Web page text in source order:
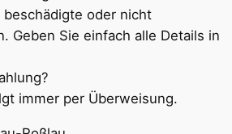
oder nicht
Geben Sie einfach alle Details in
immer per Überweisung.